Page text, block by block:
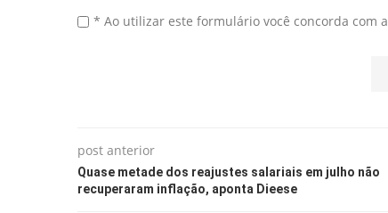
* Ao utilizar este formulário você concorda com a
post anterior
Quase metade dos reajustes salariais em julho não
recuperaram inflação, aponta Dieese